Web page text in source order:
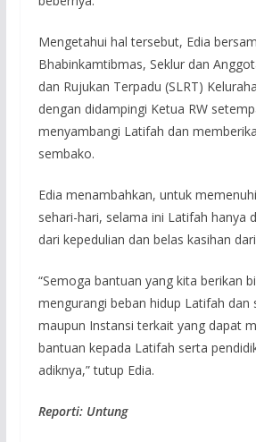
Mengetahui hal tersebut, Edia
Bhabinkamtibmas, Seklur dan
dan Rujukan Terpadu (SLRT)
dengan didampingi Ketua RW
menyambangi Latifah dan
sembako.
Edia menambahkan, untuk
sehari-hari, selama ini Latifah hanya
dari kepedulian dan belas kasihan
“Semoga bantuan yang kita berikan
mengurangi beban hidup Latifah dan
maupun Instansi terkait yang dapat
bantuan kepada Latifah serta
adiknya,” tutup Edia.
Reporti: Untung